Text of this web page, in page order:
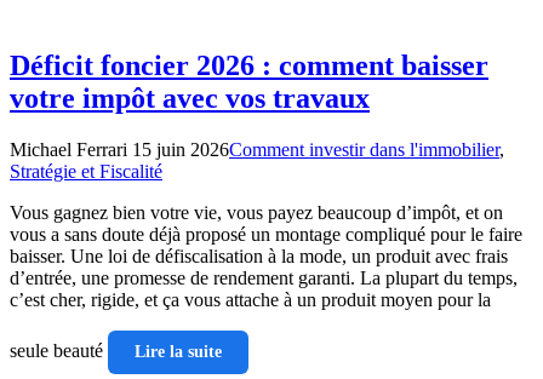
Déficit foncier 2026 : comment baisser
votre impôt avec vos travaux
Michael Ferrari 15 juin 2026Comment investir dans l'immobilier,
Stratégie et Fiscalité
Vous gagnez bien votre vie, vous payez beaucoup d’impôt, et on
vous a sans doute déjà proposé un montage compliqué pour le faire
baisser. Une loi de défiscalisation à la mode, un produit avec frais
d’entrée, une promesse de rendement garanti. La plupart du temps,
c’est cher, rigide, et ça vous attache à un produit moyen pour la
seule beauté Lire la suite